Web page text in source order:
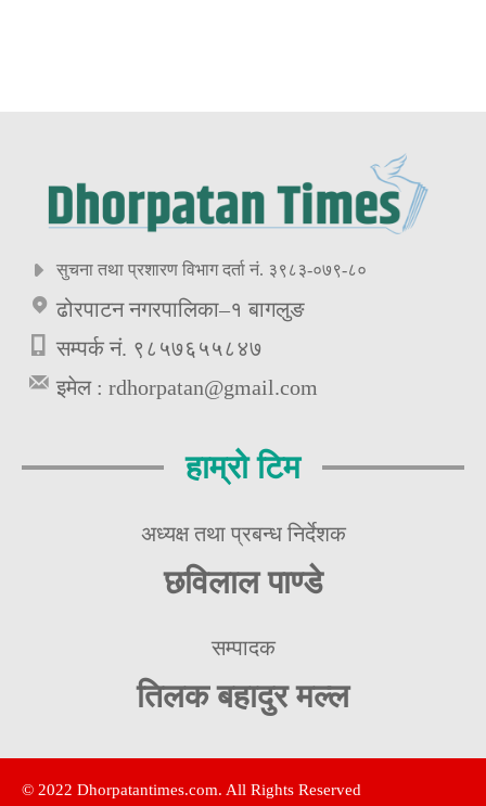
सुचना तथा प्रशारण विभाग दर्ता नं. ३९८३-०७९-८०
ढोरपाटन नगरपालिका–१ बागलुङ
सम्पर्क नं. ९८५७६५५८४७
इमेल : rdhorpatan@gmail.com
हाम्रो टिम
अध्यक्ष तथा प्रबन्ध निर्देशक
छविलाल पाण्डे
सम्पादक
तिलक बहादुर मल्ल
© 2022 Dhorpatantimes.com. All Rights Reserved